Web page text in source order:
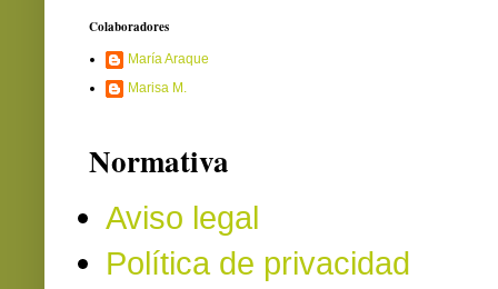
Colaboradores
María Araque
Marisa M.
Normativa
Aviso legal
Política de privacidad